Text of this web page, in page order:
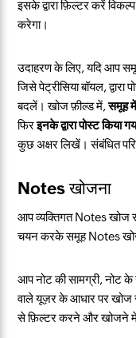
इसके द्वारा फ़िल्टर करें
करेगा।
उदाहरण के लिए, यदि आप
जिसेपेट्रीसिया बॉयल,
बदलें। खोज फ़ील्ड में,समूह
फिरइनके द्वारा पोस्ट किया
कुछ अक्षर लिखें। संबंधित
Notes खोजना
आप व्यक्तिगत Notes खोज
चयन करके समूह Notes
आप नोट की सामग्री, नोट
वाले यूज़र के आधार पर खोज
से फ़िल्टर करने और खोजने